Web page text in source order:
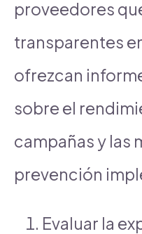
proveedores
transparentes
ofrezcan
sobre el
campañas y las
prevención
Evaluar la